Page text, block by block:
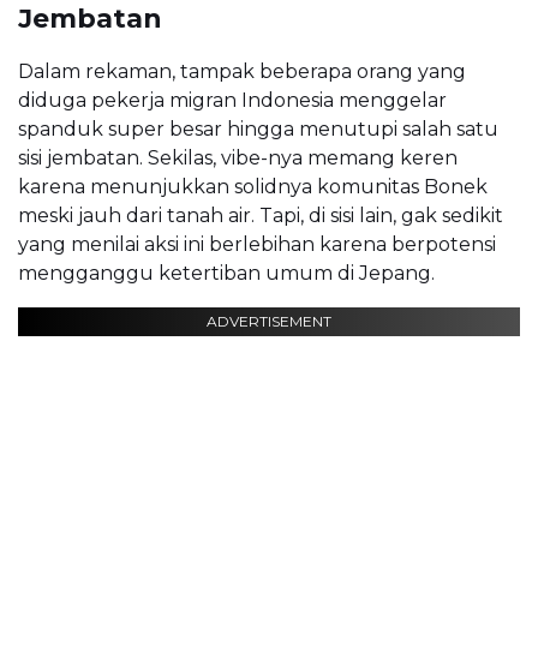
Jembatan
Dalam rekaman, tampak beberapa orang yang
diduga pekerja migran Indonesia menggelar
spanduk super besar hingga menutupi salah satu
sisi jembatan. Sekilas, vibe-nya memang keren
karena menunjukkan solidnya komunitas Bonek
meski jauh dari tanah air. Tapi, di sisi lain, gak sedikit
yang menilai aksi ini berlebihan karena berpotensi
mengganggu ketertiban umum di Jepang.
ADVERTISEMENT